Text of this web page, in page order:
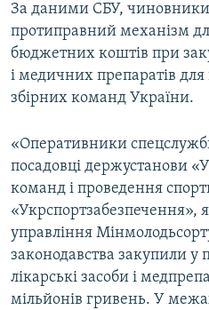
За даними СБУ, чиновники
протиправний механізм
бюджетних коштів при
і медичних препаратів
збірних команд України.
«Оперативники
посадовці держустанови
команд і проведення
«Укрспортзабезпечення»,
управління
законодавства закупили у
лікарські засоби і
мільйонів гривень. У